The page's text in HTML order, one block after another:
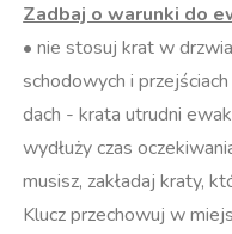
Zadbaj o warunki do
• nie stosuj krat w
schodowych i
dach - krata utrudni
wydłuży czas
musisz, zakładaj kraty,
Klucz przechowuj w